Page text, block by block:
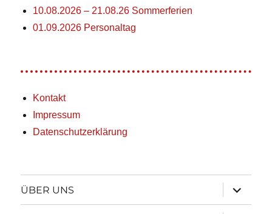
10.08.2026 – 21.08.26 Sommerferien
01.09.2026 Personaltag
Kontakt
Impressum
Datenschutzerklärung
ÜBER UNS
öffnen